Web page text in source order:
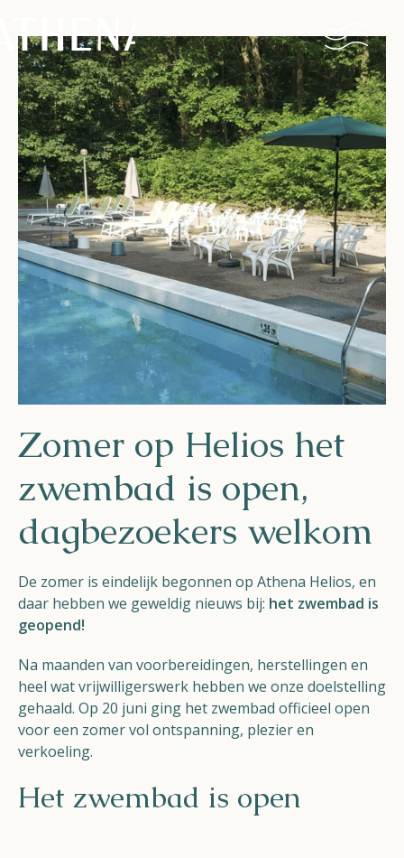
Naturisme
Community
Kalender
Parken
Ossendrecht
Le Perron
Helios
Contact
NL FR EN
Apple App Store
Zomer op Helios het
zwembad is open,
dagbezoekers welkom
De zomer is eindelijk begonnen op Athena Helios, en
daar hebben we geweldig nieuws bij: het zwembad is
geopend!
Na maanden van voorbereidingen, herstellingen en
heel wat vrijwilligerswerk hebben we onze doelstelling
gehaald. Op 20 juni ging het zwembad officieel open
voor een zomer vol ontspanning, plezier en
verkoeling.
Het zwembad is open